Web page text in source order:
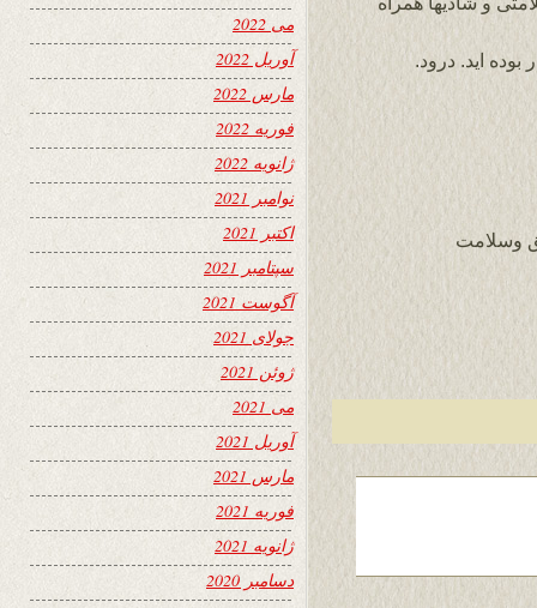
اید. درود.
وسلامت
می 2022
آوریل 2022
مارس 2022
فوریه 2022
ژانویه 2022
نوامبر 2021
اکتبر 2021
سپتامبر 2021
آگوست 2021
جولای 2021
ژوئن 2021
می 2021
آوریل 2021
مارس 2021
فوریه 2021
ژانویه 2021
دسامبر 2020